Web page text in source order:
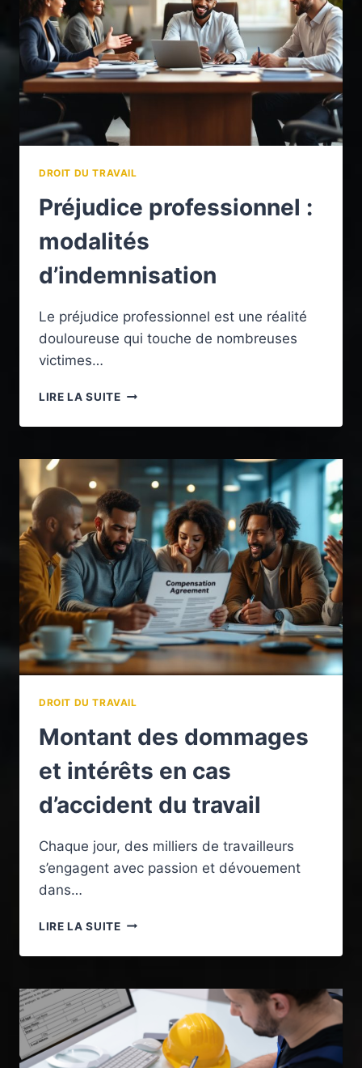
FRANÇAIS
DROIT DU TRAVAIL
Préjudice professionnel :
modalités
d’indemnisation
Le préjudice professionnel est une réalité
douloureuse qui touche de nombreuses
victimes…
LIRE LA SUITEPRÉJUDICE
:
D’INDEMNISATION
DROIT DU TRAVAIL
Montant des dommages
et intérêts en cas
d’accident du travail
Chaque jour, des milliers de travailleurs
s’engagent avec passion et dévouement
dans…
LIRE LA SUITEMONTANT
DOMMAGES
INTÉRÊTS
EN
CAS
D’ACCIDENT
DU